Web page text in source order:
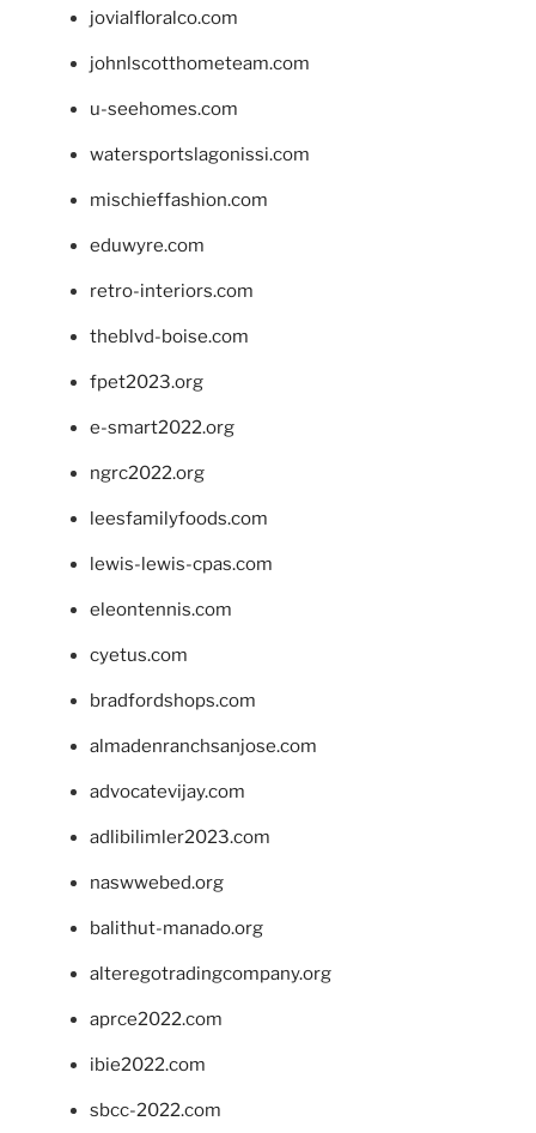
jovialfloralco.com
johnlscotthometeam.com
u-seehomes.com
watersportslagonissi.com
mischieffashion.com
eduwyre.com
retro-interiors.com
theblvd-boise.com
fpet2023.org
e-smart2022.org
ngrc2022.org
leesfamilyfoods.com
lewis-lewis-cpas.com
eleontennis.com
cyetus.com
bradfordshops.com
almadenranchsanjose.com
advocatevijay.com
adlibilimler2023.com
naswwebed.org
balithut-manado.org
alteregotradingcompany.org
aprce2022.com
ibie2022.com
sbcc-2022.com